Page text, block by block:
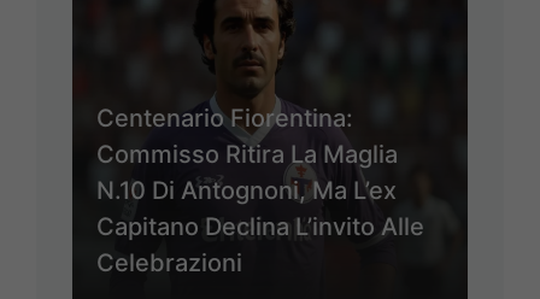
Centenario Fiorentina:
Commisso Ritira La Maglia
N.10 Di Antognoni, Ma L’ex
Capitano Declina L’invito Alle
Celebrazioni